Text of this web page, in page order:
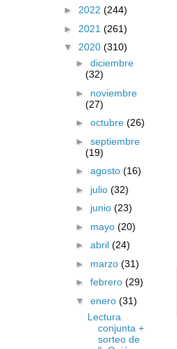
► 2022 (244)
► 2021 (261)
▼ 2020 (310)
► diciembre
(32)
► noviembre
(27)
► octubre (26)
► septiembre
(19)
► agosto (16)
► julio (32)
► junio (23)
► mayo (20)
► abril (24)
► marzo (31)
► febrero (29)
▼ enero (31)
Lectura
conjunta +
sorteo de